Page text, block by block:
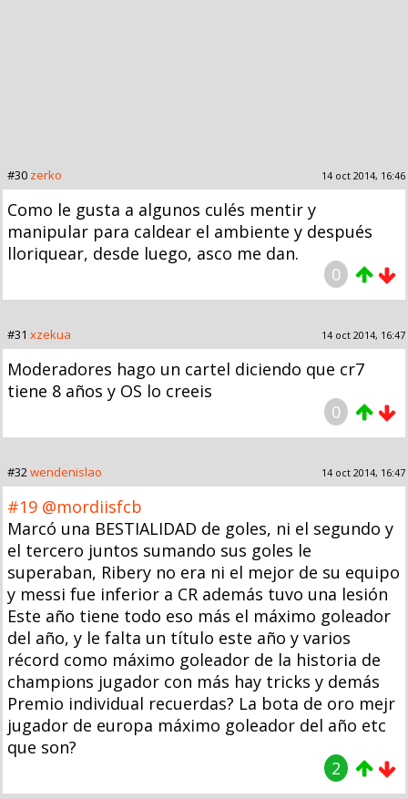
#30 zerko 14 oct 2014, 16:46
Como le gusta a algunos culés mentir y
manipular para caldear el ambiente y después
lloriquear, desde luego, asco me dan.
0
#31 xzekua 14 oct 2014, 16:47
Moderadores hago un cartel diciendo que cr7
tiene 8 años y OS lo creeis
0
#32wendenislao 14 oct 2014, 16:47
#19 @mordiisfcb
Marcó una BESTIALIDAD de goles, ni el segundo y
el tercero juntos sumando sus goles le
superaban, Ribery no era ni el mejor de su equipo
y messi fue inferior a CR además tuvo una lesión
Este año tiene todo eso más el máximo goleador
del año, y le falta un título este año y varios
récord como máximo goleador de la historia de
champions jugador con más hay tricks y demás
Premio individual recuerdas? La bota de oro mejr
jugador de europa máximo goleador del año etc
que son?
2